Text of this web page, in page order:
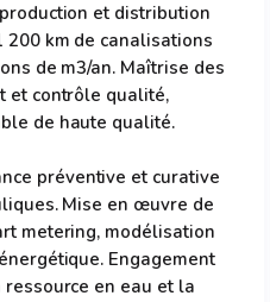
et distribution
200 km de canalisations
de m3/an. Maîtrise des
et contrôle qualité,
de haute qualité.
préventive et curative
Mise en œuvre de
metering, modélisation
Engagement
en eau et la